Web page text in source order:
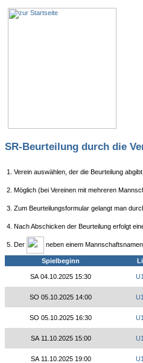
SR-Beurteilung durch die
1. Verein auswählen, der die Beurteilung abgibt:
2. Möglich (bei Vereinen mit mehreren
3. Zum Beurteilungsformular gelangt man
4. Nach Abschicken der Beurteilung erfolgt
5. Der neben einem
Spielbeginn
SA 04.10.2025 15:30
SO 05.10.2025 14:00
SO 05.10.2025 16:30
SA 11.10.2025 15:00
SA 11.10.2025 19:00